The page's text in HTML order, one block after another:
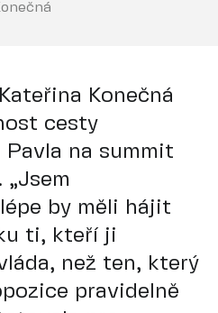
Konečná
cesty
na summit
„Jsem
by měli hájit
ti, kteří ji
než ten, který
pravidelně